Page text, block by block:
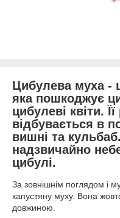
Цибулева муха -
яка пошкоджує
цибулеві квіти.
відбувається в
вишні та
надзвичайно
цибулі.
За зовнішнім поглядом і
капустяну муху. Вона
довжиною.